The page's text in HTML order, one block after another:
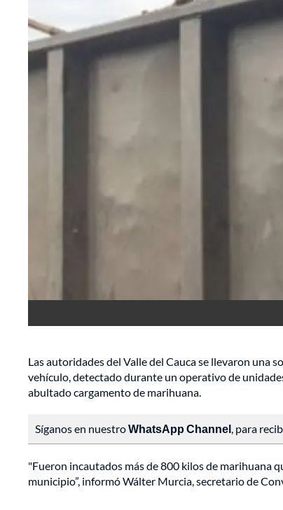
Las autoridades del Valle del Cauca se llevaron una
vehículo, detectado durante un operativo de
abultado cargamento de marihuana.
Síganos en nuestroWhatsApp Channel, para
"Fueron incautados más de 800 kilos de marihuana
municipio”, informó Wálter Murcia, secretario de